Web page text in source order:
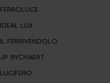
FERROLUCE
IDEAL LUX
IL FERRIVENDOLO
JP. RYCHAERT
LUCIFERO